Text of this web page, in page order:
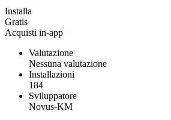
Installa
Gratis
Acquisti in-app
Valutazione
Nessuna valutazione
Installazioni
184
Sviluppatore
Novus-KM